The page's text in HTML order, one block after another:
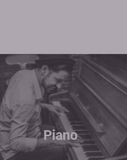
Piano